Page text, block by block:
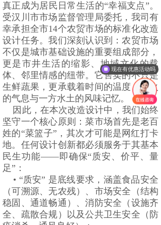
真正成为居民日常生活的“幸福支点”。
受汉川市市场监督管理局委托，我司有
幸承担全市14个农贸市场的标准化改造
设计任务。我们深刻认识到：农贸市场
不仅是城市基础设施的重要组成部分，
更是市井生活的缩影、地域文化的载
体、邻里情感的纽带。它售卖的不只是
生鲜蔬果，更承载着时间的温度、烟火
的气息与一方水土的风味记忆。
因此，在本次改造设计中，我们始终
坚守一个核心原则：菜市场首先是老百
姓的“菜篮子”，其次才可能是网红打卡
地。任何设计创新都必须服务于其基本
民生功能——即确保“质安、价平、量
足”：
• “质安” 是底线要求，涵盖食品安全
（可溯源、无农残）、市场安全（结构
稳固、通道畅通）、消防安全（设施齐
全、疏散合规）以及公共卫生安全（防
现在有优惠活动吗